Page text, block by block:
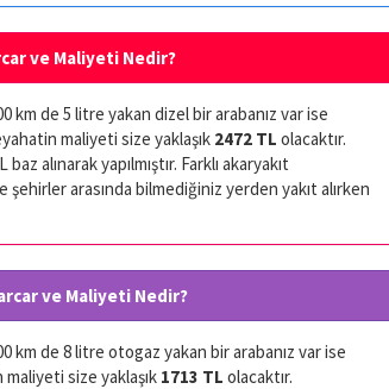
ve Maliyeti Nedir?
km de 5 litre yakan dizel bir arabanız var ise
maliyeti size yaklaşık 2472 TL olacaktır.
alınarak yapılmıştır. Farklı akaryakıt
arasında bilmediğiniz yerden yakıt alırken
ve Maliyeti Nedir?
km de 8 litre otogaz yakan bir arabanız var ise
maliyeti size yaklaşık 1713 TL olacaktır.